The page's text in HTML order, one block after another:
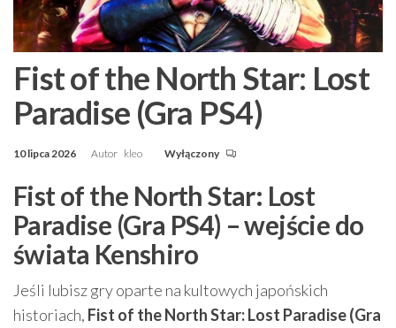
Fist of the North Star: Lost
Paradise (Gra PS4)
10 lipca 2026 Autor kleo Wyłączony
Fist of the North Star: Lost
Paradise (Gra PS4) – wejście do
świata Kenshiro
Jeśli lubisz gry oparte na kultowych japońskich
historiach, Fist of the North Star: Lost Paradise (Gra